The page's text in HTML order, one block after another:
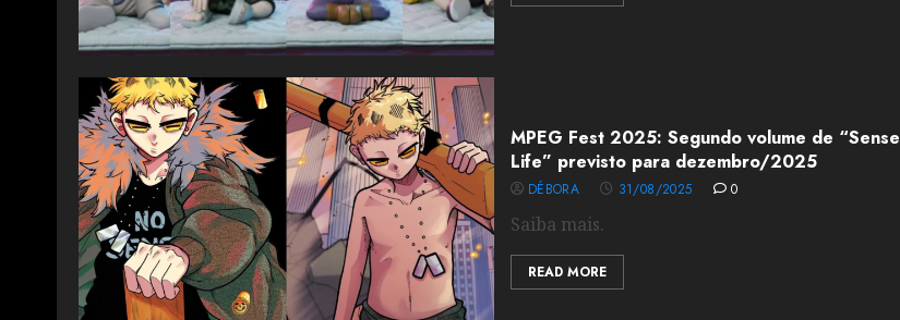
MPEG Fest 2025: Segundo volume de “Sense
Life” previsto para dezembro/2025
DÉBORA 31/08/2025 0
Saiba mais.
READ MORE